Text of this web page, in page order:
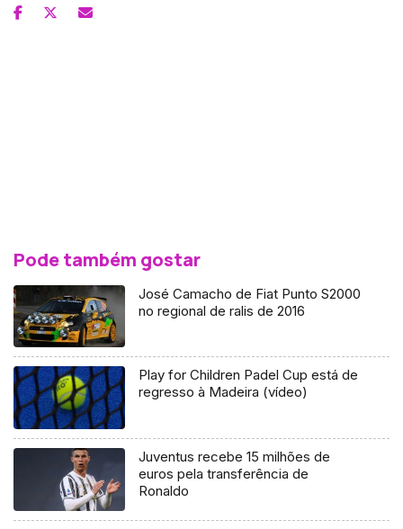
Pode também gostar
José Camacho de Fiat Punto S2000
no regional de ralis de 2016
Play for Children Padel Cup está de
regresso à Madeira (vídeo)
Juventus recebe 15 milhões de
euros pela transferência de
Ronaldo